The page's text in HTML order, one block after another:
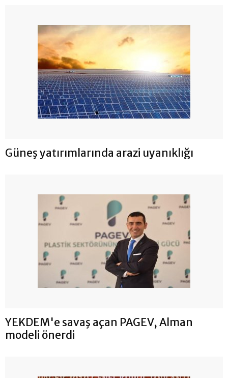
Güneş yatırımlarında arazi uyanıklığı
YEKDEM'e savaş açan PAGEV, Alman
modeli önerdi